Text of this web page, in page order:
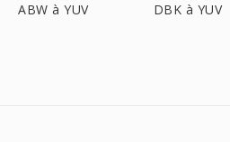
ABW à YUV DBK à YUV